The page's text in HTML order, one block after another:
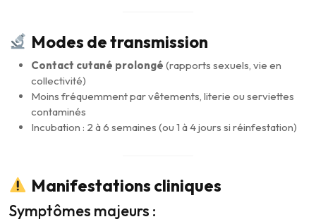
Modes de transmission
Contact cutané prolongé (rapports sexuels, vie en
collectivité)
Moins fréquemment par vêtements, literie ou serviettes
contaminés
Incubation : 2 à 6 semaines (ou 1 à 4 jours si réinfestation)
Manifestations cliniques
Symptômes majeurs :